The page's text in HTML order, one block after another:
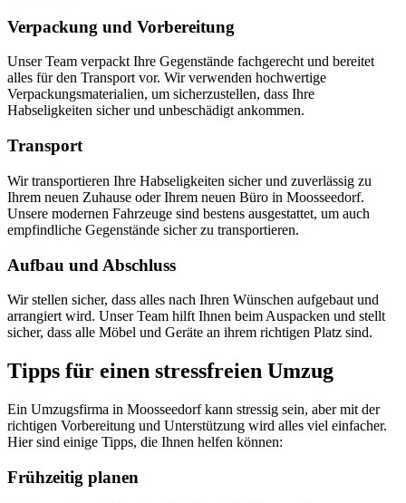
Verpackung und Vorbereitung
Unser Team verpackt Ihre Gegenstände fachgerecht und bereitet
alles für den Transport vor. Wir verwenden hochwertige
Verpackungsmaterialien, um sicherzustellen, dass Ihre
Habseligkeiten sicher und unbeschädigt ankommen.
Transport
Wir transportieren Ihre Habseligkeiten sicher und zuverlässig zu
Ihrem neuen Zuhause oder Ihrem neuen Büro in Moosseedorf.
Unsere modernen Fahrzeuge sind bestens ausgestattet, um auch
empfindliche Gegenstände sicher zu transportieren.
Aufbau und Abschluss
Wir stellen sicher, dass alles nach Ihren Wünschen aufgebaut und
arrangiert wird. Unser Team hilft Ihnen beim Auspacken und stellt
sicher, dass alle Möbel und Geräte an ihrem richtigen Platz sind.
Tipps für einen stressfreien Umzug
Ein Umzugsfirma in Moosseedorf kann stressig sein, aber mit der
richtigen Vorbereitung und Unterstützung wird alles viel einfacher.
Hier sind einige Tipps, die Ihnen helfen können:
Frühzeitig planen